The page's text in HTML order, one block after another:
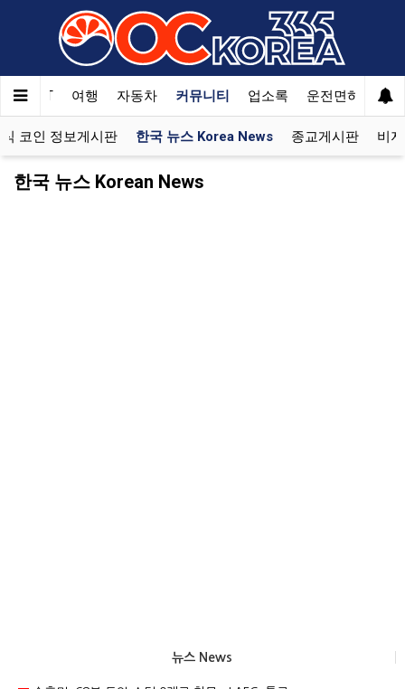
한국SAT 여행 자동차 커뮤니티 업소록 운전면허 문의
코인 정보게시판 한국 뉴스 Korea News 종교게시판 비
한국 뉴스 Korean News
뉴스 News